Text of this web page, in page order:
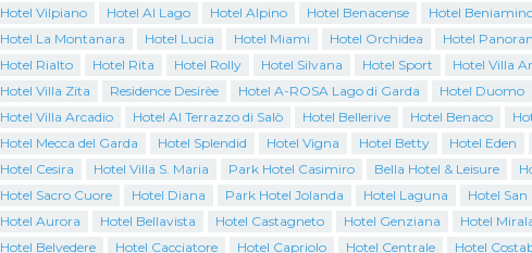
Hotel Vilpiano
Hotel Al Lago Hotel Alpino Hotel Benacense
Hotel
Hotel La Montanara
Hotel Lucia Hotel Miami Hotel Orchidea
Hotel
Hotel Rialto
Hotel Rita Hotel Rolly Hotel Silvana Hotel Sport
Hotel Villa
Hotel Villa Zita
Residence Desirèe Hotel A-ROSA Lago di Garda
Hotel Duomo
Hotel Villa Arcadio
Hotel Al Terrazzo di Salò Hotel Bellerive Hotel Benaco
Hotel Mecca del Garda
Hotel Splendid Hotel Vigna Hotel Betty
Hotel Eden
Hotel Cesira
Hotel Villa S. Maria Park Hotel Casimiro Bella Hotel & Leisure
Hotel Sacro Cuore
Hotel Diana Park Hotel Jolanda Hotel Laguna
Hotel San
Hotel Aurora
Hotel Bellavista Hotel Castagneto Hotel Genziana
Hotel
Hotel Belvedere
Hotel Cacciatore Hotel Capriolo Hotel Centrale Hotel